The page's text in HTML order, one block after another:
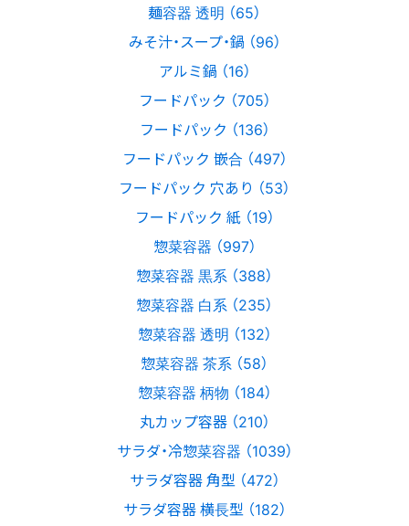
麺容器 透明 （65）
みそ汁・スープ・鍋 （96）
アルミ鍋 （16）
フードパック （705）
フードパック （136）
フードパック 嵌合 （497）
フードパック 穴あり （53）
フードパック 紙 （19）
惣菜容器 （997）
惣菜容器 黒系 （388）
惣菜容器 白系 （235）
惣菜容器 透明 （132）
惣菜容器 茶系 （58）
惣菜容器 柄物 （184）
丸カップ容器 （210）
サラダ・冷惣菜容器 （1039）
サラダ容器 角型 （472）
サラダ容器 横長型 （182）